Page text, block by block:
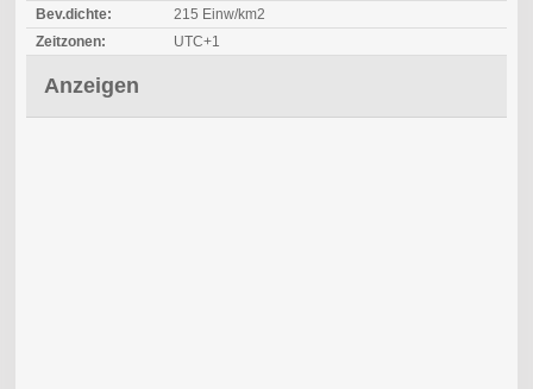
Bev.dichte:
215 Einw/km2
Zeitzonen:
UTC+1
Anzeigen